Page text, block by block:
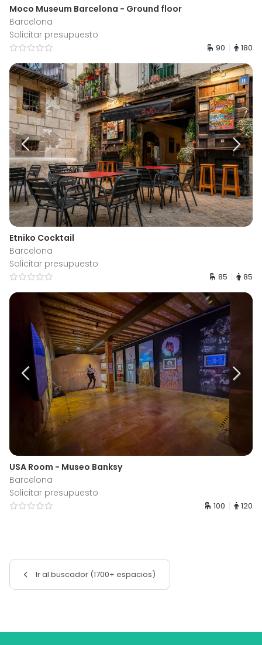
Moco Museum Barcelona - Ground floor
Barcelona
Solicitar presupuesto
90 180
Etniko Cocktail
Barcelona
Solicitar presupuesto
85 85
USA Room - Museo Banksy
Barcelona
Solicitar presupuesto
100 120
Ir al buscador (1700+ espacios)